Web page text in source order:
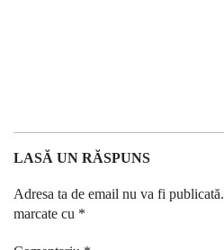
LASĂ UN RĂSPUNS
Adresa ta de email nu va fi publicată.
marcate cu *